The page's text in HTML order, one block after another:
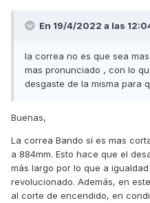
En 19/4/2022 a las
la correa no es que sea
mas pronunciado , con lo
desgaste de la misma para
Buenas,
La correa Bando sí es mas
a 884mm. Esto hace que el
más largo por lo que a
revolucionado. Además, en
al corte de encendido, en